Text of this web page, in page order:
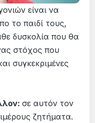
είναι να
το παιδί τους,
δυσκολία που θα
στόχος που
συγκεκριμένες
σε αυτόν τον
ζητήματα.